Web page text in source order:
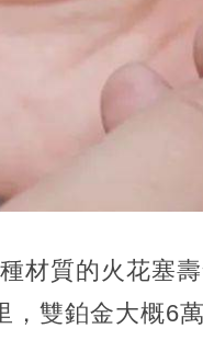
材質的火花塞
，雙鉑金大概6